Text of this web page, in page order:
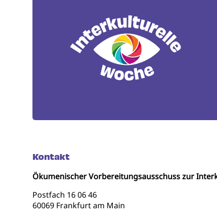
Kontakt
Ökumenischer Vorbereitungsausschuss zur
Postfach 16 06 46
60069 Frankfurt am Main